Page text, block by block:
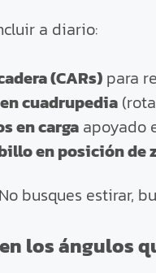
a diario:
(CARs) para
cuadrupedia
en carga apoyado
en posición de
busques estirar,
los ángulos